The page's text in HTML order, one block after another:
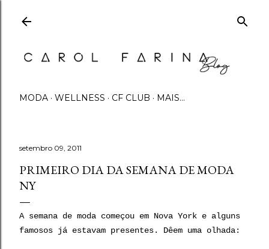
MODA WELLNESS CF CLUB MAIS…
setembro 09, 2011
PRIMEIRO DIA DA SEMANA DE MODA
NY
A semana de moda começou em Nova York e alguns
famosos já estavam presentes. Dêem uma olhada: